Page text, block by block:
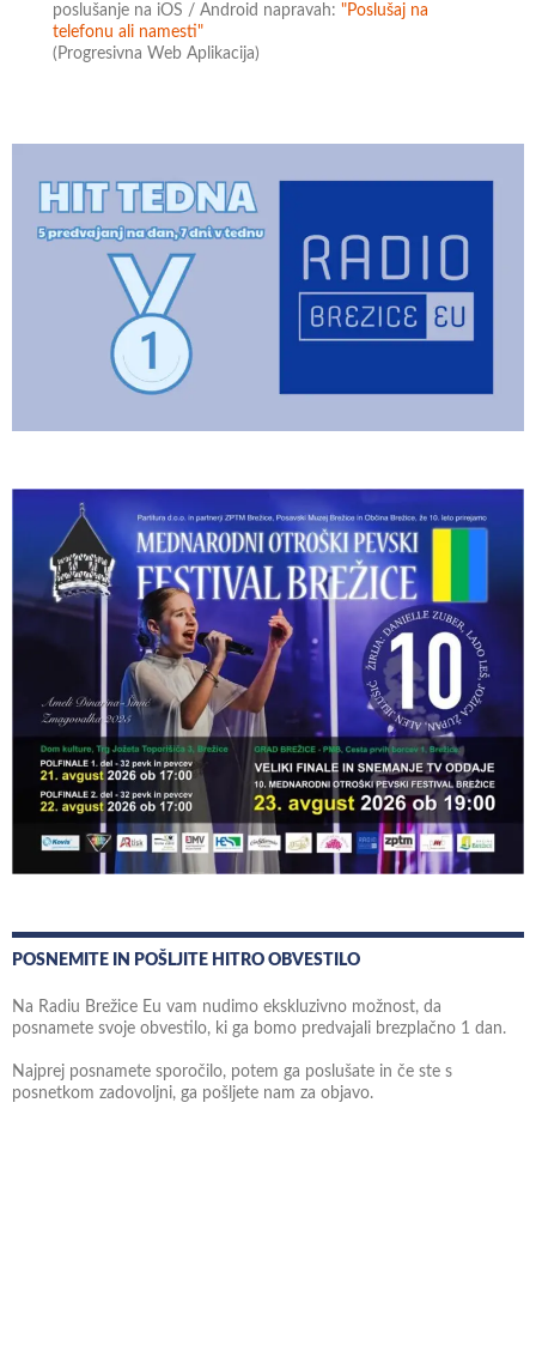
poslušanje na iOS / Android napravah:"Poslušaj na
telefonu ali namesti"
(Progresivna Web Aplikacija)
POSNEMITE IN POŠLJITE HITRO OBVESTILO
Na Radiu Brežice Eu vam nudimo ekskluzivno možnost, da
posnamete svoje obvestilo, ki ga bomo predvajali brezplačno 1 dan.
Najprej posnamete sporočilo, potem ga poslušate in če ste s
posnetkom zadovoljni, ga pošljete nam za objavo.